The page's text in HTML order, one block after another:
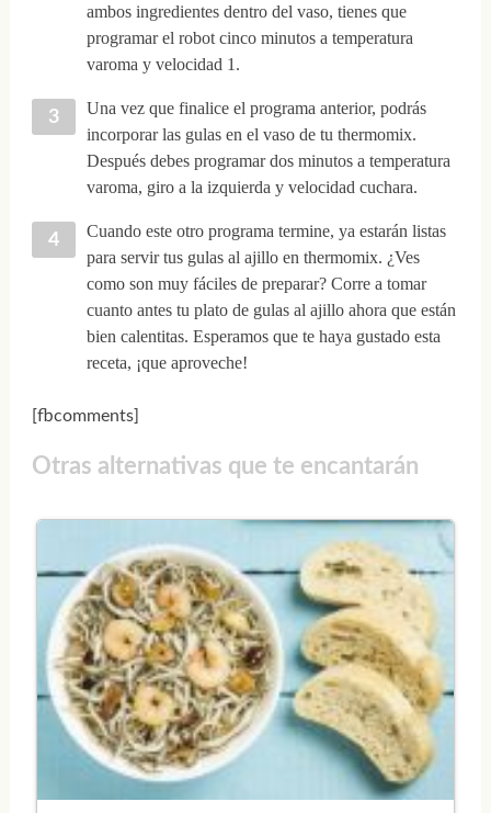
ambos ingredientes dentro del vaso, tienes que
programar el robot cinco minutos a temperatura
varoma y velocidad 1.
Una vez que finalice el programa anterior, podrás
incorporar las gulas en el vaso de tu thermomix.
Después debes programar dos minutos a temperatura
varoma, giro a la izquierda y velocidad cuchara.
Cuando este otro programa termine, ya estarán listas
para servir tus gulas al ajillo en thermomix. ¿Ves
como son muy fáciles de preparar? Corre a tomar
cuanto antes tu plato de gulas al ajillo ahora que están
bien calentitas. Esperamos que te haya gustado esta
receta, ¡que aproveche!
[fbcomments]
Otras alternativas que te encantarán